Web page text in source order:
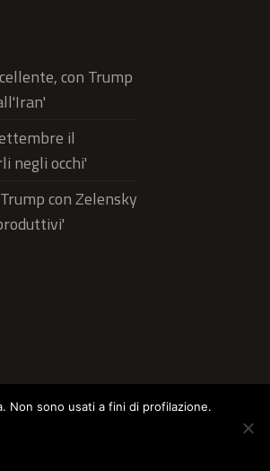
con Trump
il
negli occhi'
con Zelensky
Non sono usati a fini di profilazione.